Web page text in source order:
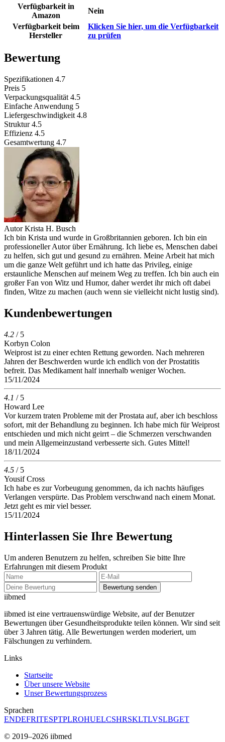
Verfügbarkeit in
Amazon
Nein
Verfügbarkeit beim
Hersteller
Klicken Sie hier, um die Verfügbarkeit
zu prüfen
Bewertung
Spezifikationen 4.7
Preis 5
Verpackungsqualität 4.5
Einfache Anwendung 5
Liefergeschwindigkeit 4.8
Struktur 4.5
Effizienz 4.5
Gesamtwertung 4.7
Autor Krista H. Busch
Ich bin Krista und wurde in Großbritannien geboren. Ich bin ein
professioneller Autor über Ernährung. Ich liebe es, Menschen dabei
zu helfen, sich gut und gesund zu ernähren. Meine Arbeit hat mich
um die ganze Welt geführt und ich hatte das Privileg, einige
erstaunliche Menschen auf meinem Weg zu treffen. Ich bin auch ein
großer Fan von Witz und Humor, daher werdet ihr mich oft dabei
finden, Witze zu machen (auch wenn sie vielleicht nicht lustig sind).
Kundenbewertungen
4.2 / 5
Korbyn Colon
Weiprost ist zu einer echten Rettung geworden. Nach mehreren
Jahren der Beschwerden wurde ich endlich von der Prostatitis
befreit. Das Medikament half innerhalb weniger Wochen.
15/11/2024
4.1 / 5
Howard Lee
Vor kurzem traten Probleme mit der Prostata auf, aber ich beschloss
sofort, mit der Behandlung zu beginnen. Ich habe mich für Weiprost
entschieden und mich nicht geirrt – die Schmerzen verschwanden
und mein Allgemeinzustand verbesserte sich. Gutes Mittel!
18/11/2024
4.5 / 5
Yousif Cross
Ich habe es zur Vorbeugung genommen, da ich nachts häufiges
Verlangen verspürte. Das Problem verschwand nach einem Monat.
Jetzt geht es mir viel besser.
15/11/2024
Hinterlassen Sie Ihre Bewertung
Um anderen Benutzern zu helfen, schreiben Sie bitte Ihre
Erfahrungen mit diesem Produkt
Bewertung senden
iibmed
iibmed ist eine vertrauenswürdige Website, auf der Benutzer
Bewertungen über Gesundheitsprodukte teilen können. Wir sind seit
über 3 Jahren tätig. Alle Bewertungen werden moderiert, um
Fälschungen zu verhindern.
Links
Startseite
Über unsere Website
Unser Bewertungsprozess
Sprachen
ENDEFRITESPTPLROHUELCSHRSKLTLVSLBGET
© 2019–2026 iibmed